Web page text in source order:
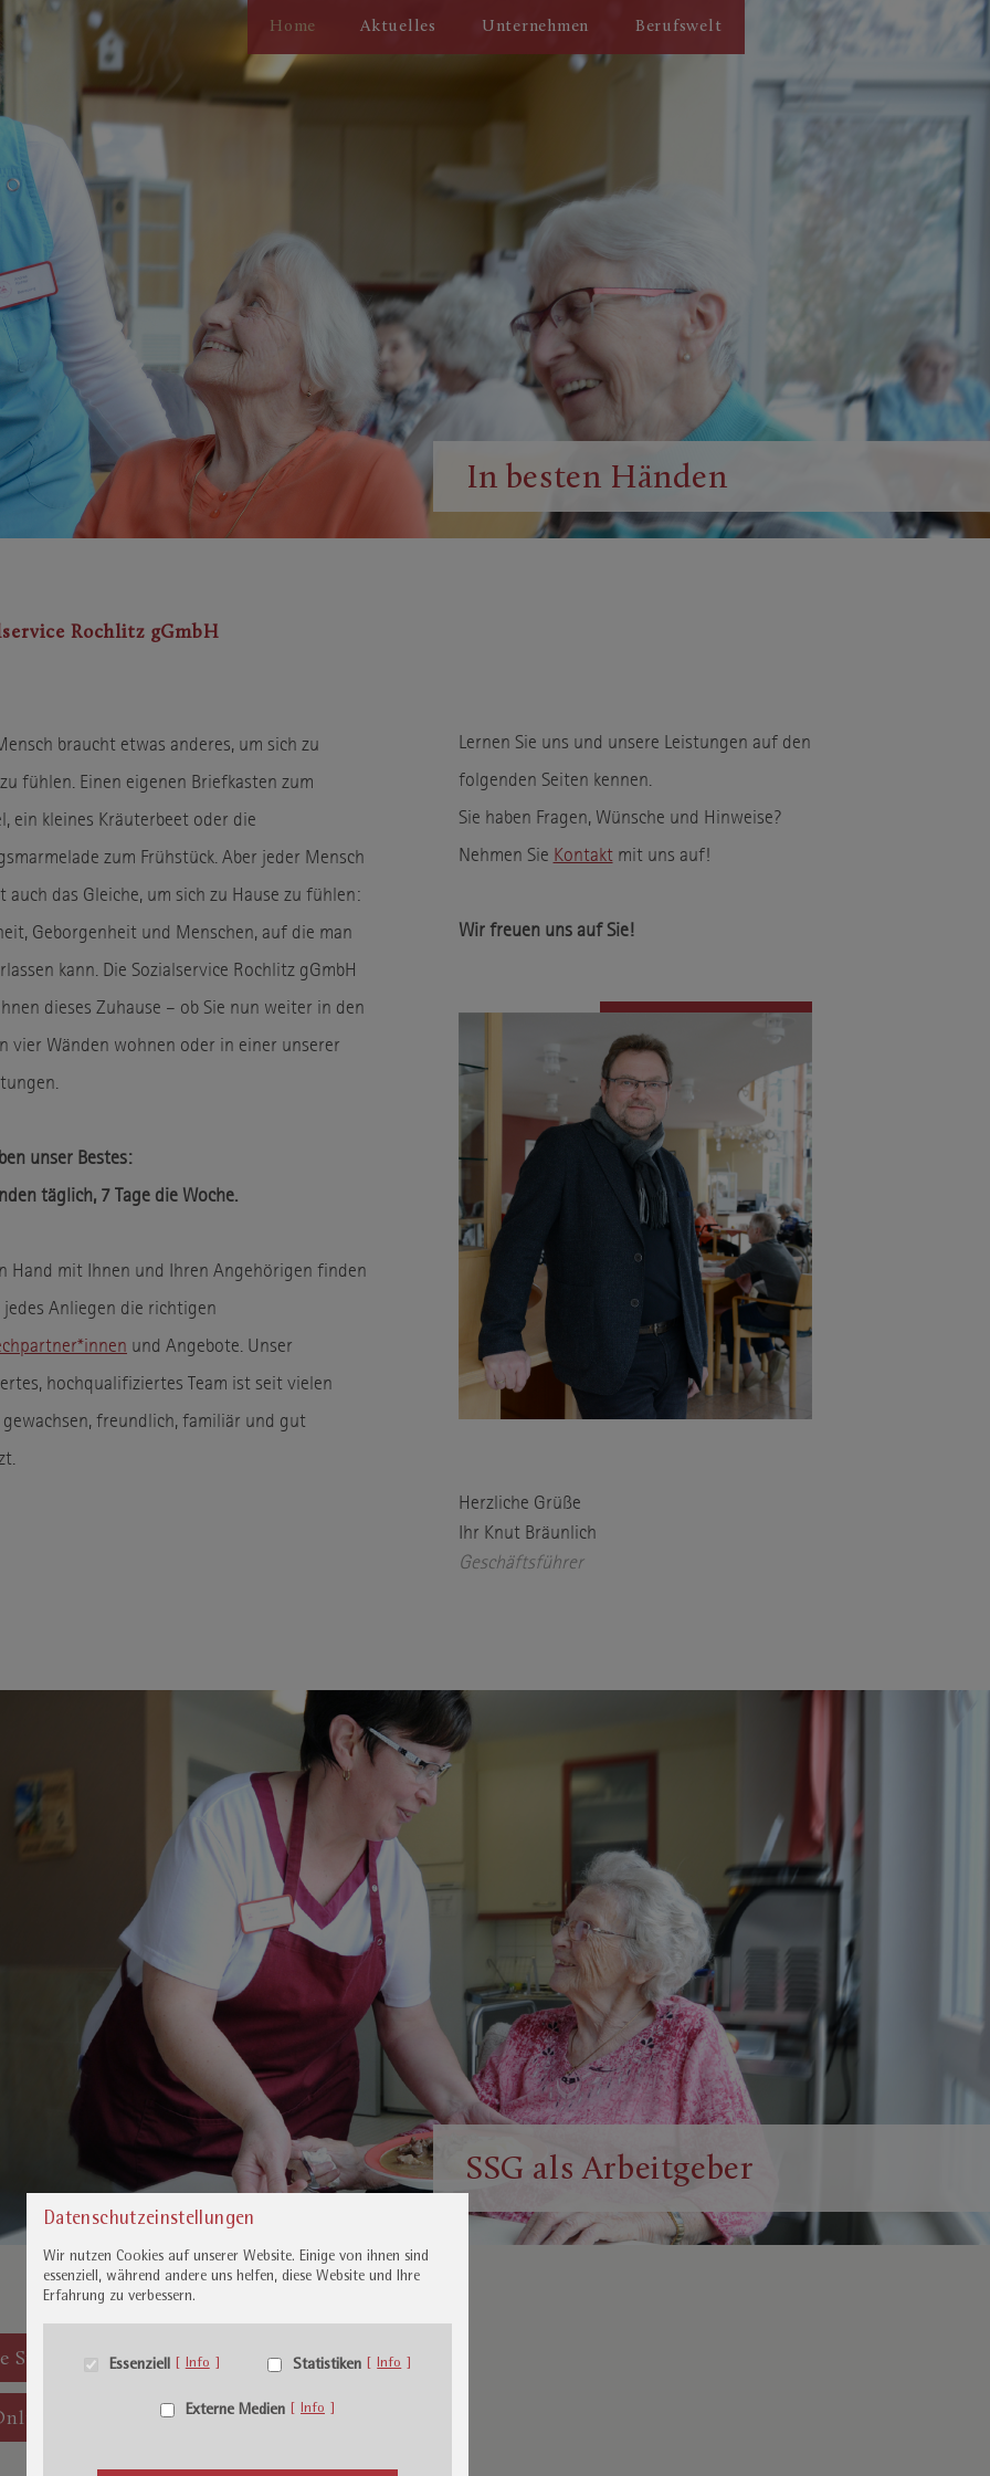
Essenzielle Cookies ermöglichen grundlegende Funktionen und
Name
Besucher, die in der Cookie Box
Datenschutzeinstellungen
Wir nutzen Cookies auf unserer Website. Einige von ihnen sind
essenziell, während andere uns helfen, diese Website und Ihre
Erfahrung zu verbessern.
Essenziell Info Statistiken Info
Externe Medien Info
Home Aktuelles Unternehmen Berufswelt
In besten Händen
Rochlitz gGmbH
braucht etwas anderes, um sich zu
fühlen. Einen eigenen Briefkasten zum
ein kleines Kräuterbeet oder die
zum Frühstück. Aber jeder Mensch
auch das Gleiche, um sich zu Hause zu fühlen:
Geborgenheit und Menschen, auf die man
kann. Die Sozialservice Rochlitz gGmbH
dieses Zuhause – ob Sie nun weiter in den
vier Wänden wohnen oder in einer unserer
unser Bestes:
täglich, 7 Tage die Woche.
Hand mit Ihnen und Ihren Angehörigen finden
Anliegen die richtigen
und Angebote. Unser
hochqualifiziertes Team ist seit vielen
gewachsen, freundlich, familiär und gut
Lernen Sie uns und unsere Leistungen auf den
folgenden Seiten kennen.
Sie haben Fragen, Wünsche und Hinweise?
Nehmen Sie Kontaktmit uns auf!
Wir freuen uns auf Sie!
Herzliche Grüße
Ihr Knut Bräunlich
Geschäftsführer
SSG als Arbeitgeber
Stellenangebote
bewerben